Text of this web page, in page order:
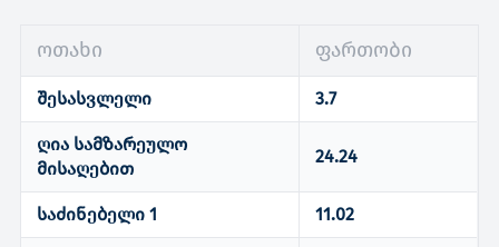
ოთახი ფართობი
შესასვლელი 3.7
ღია სამზარეულო
მისაღებით
24.24
საძინებელი 1 11.02